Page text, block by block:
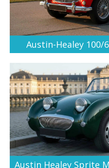
Austin-Healey 100/
Austin Healey Sprite